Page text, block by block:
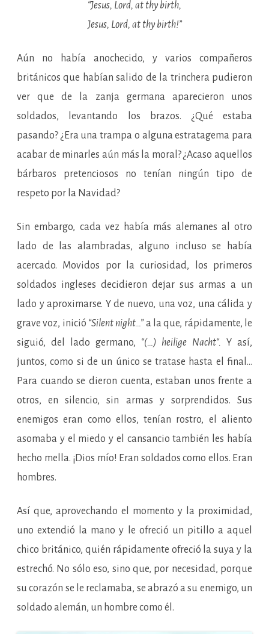
“Jesus, Lord, at thy birth,
Jesus, Lord, at thy birth!”
Aún no había anochecido, y varios compañeros
británicos que habían salido de la trinchera pudieron
ver que de la zanja germana aparecieron unos
soldados, levantando los brazos. ¿Qué estaba
pasando? ¿Era una trampa o alguna estratagema para
acabar de minarles aún más la moral? ¿Acaso aquellos
bárbaros pretenciosos no tenían ningún tipo de
respeto por la Navidad?
Sin embargo, cada vez había más alemanes al otro
lado de las alambradas, alguno incluso se había
acercado. Movidos por la curiosidad, los primeros
soldados ingleses decidieron dejar sus armas a un
lado y aproximarse. Y de nuevo, una voz, una cálida y
grave voz, inició “Silent night…”a la que, rápidamente, le
siguió, del lado germano, “(…) heilige Nacht“. Y así,
juntos, como si de un único se tratase hasta el final…
Para cuando se dieron cuenta, estaban unos frente a
otros, en silencio, sin armas y sorprendidos. Sus
enemigos eran como ellos, tenían rostro, el aliento
asomaba y el miedo y el cansancio también les había
hecho mella. ¡Dios mío! Eran soldados como ellos. Eran
hombres.
Así que, aprovechando el momento y la proximidad,
uno extendió la mano y le ofreció un pitillo a aquel
chico británico, quién rápidamente ofreció la suya y la
estrechó. No sólo eso, sino que, por necesidad, porque
su corazón se le reclamaba, se abrazó a su enemigo, un
soldado alemán, un hombre como él.